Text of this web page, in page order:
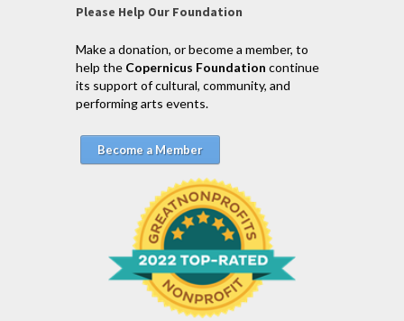
Please Help Our Foundation
Make a donation, or become a member, to
help the Copernicus Foundation continue
its support of cultural, community, and
performing arts events.
Become a Member